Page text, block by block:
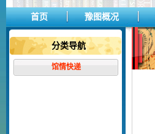
首页 豫图概况
分类导航
馆情快递